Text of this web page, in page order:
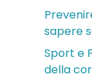
sapere
Sport e
della